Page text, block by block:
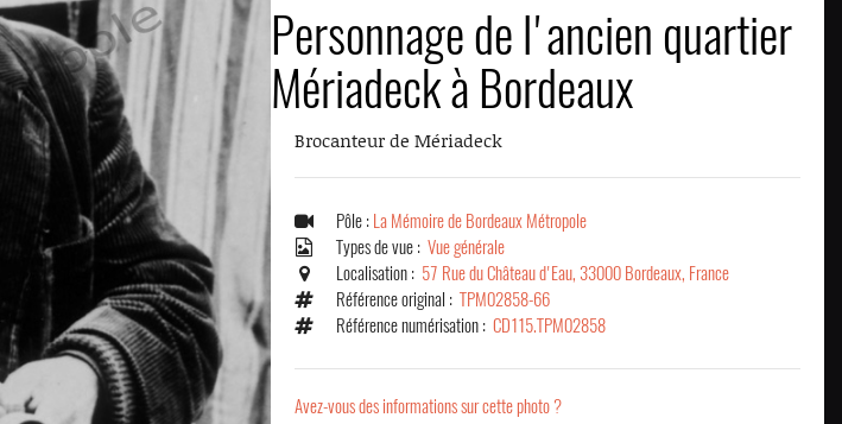
Personnage de l'ancien quartier
Mériadeck à Bordeaux
Brocanteur de Mériadeck
Pôle : La Mémoire de Bordeaux Métropole
Types de vue : Vue générale
Localisation : 57 Rue du Château d'Eau, 33000 Bordeaux, France
Référence original : TPM02858-66
Référence numérisation : CD115.TPM02858
Avez-vous des informations sur cette photo ?